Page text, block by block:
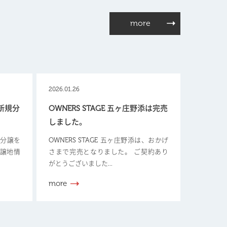
規分
譲を
地情
2026.01.26
OWNERS STAGE 五ヶ庄野添は完売
しました。
OWNERS STAGE 五ヶ庄野添は、おかげ
さまで完売となりました。 ご契約あり
がとうございました...
more
more